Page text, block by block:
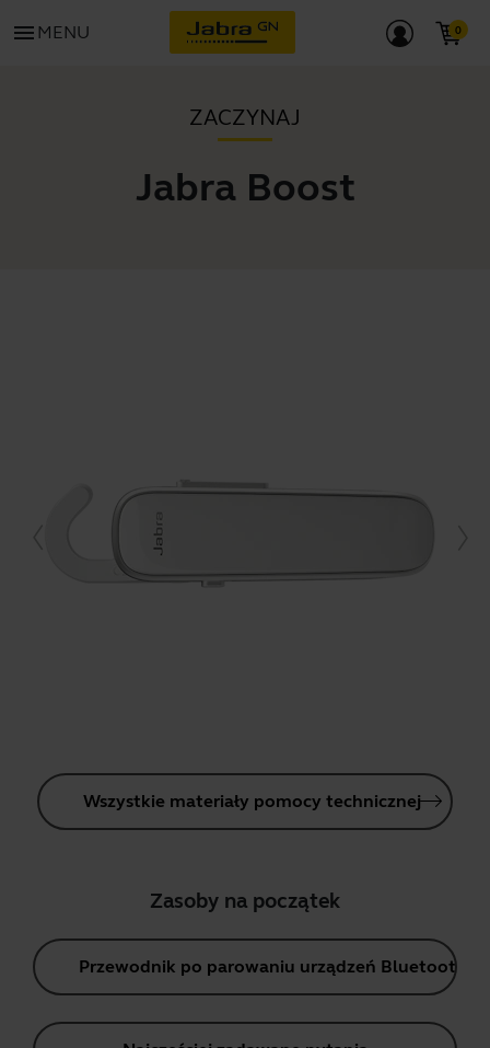
menu MENU
ZACZYNAJ
Jabra Boost
Wszystkie materiały pomocy technicznej
Zasoby na początek
Przewodnik po parowaniu urządzeń Bluetooth